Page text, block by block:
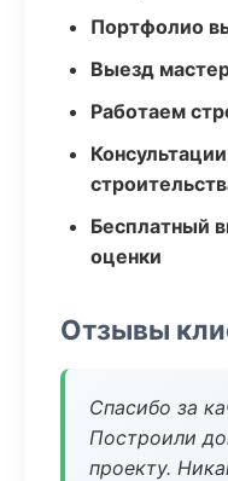
Портфолио
Выезд
Работаем
Бесплатный
оценки
Отзывы
Спасибо за
Построили
проекту.